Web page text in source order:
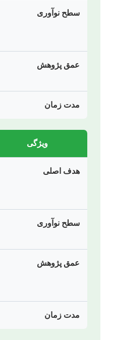
سطح نوآوری
عمق پژوهش
مدت زمان
ویژگی
هدف اصلی
سطح نوآوری
عمق پژوهش
مدت زمان